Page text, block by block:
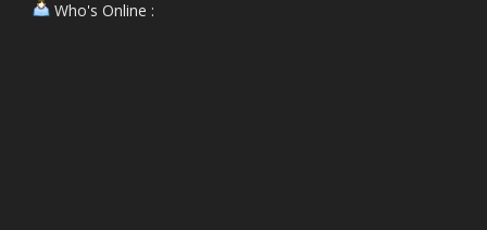
Who's Online :